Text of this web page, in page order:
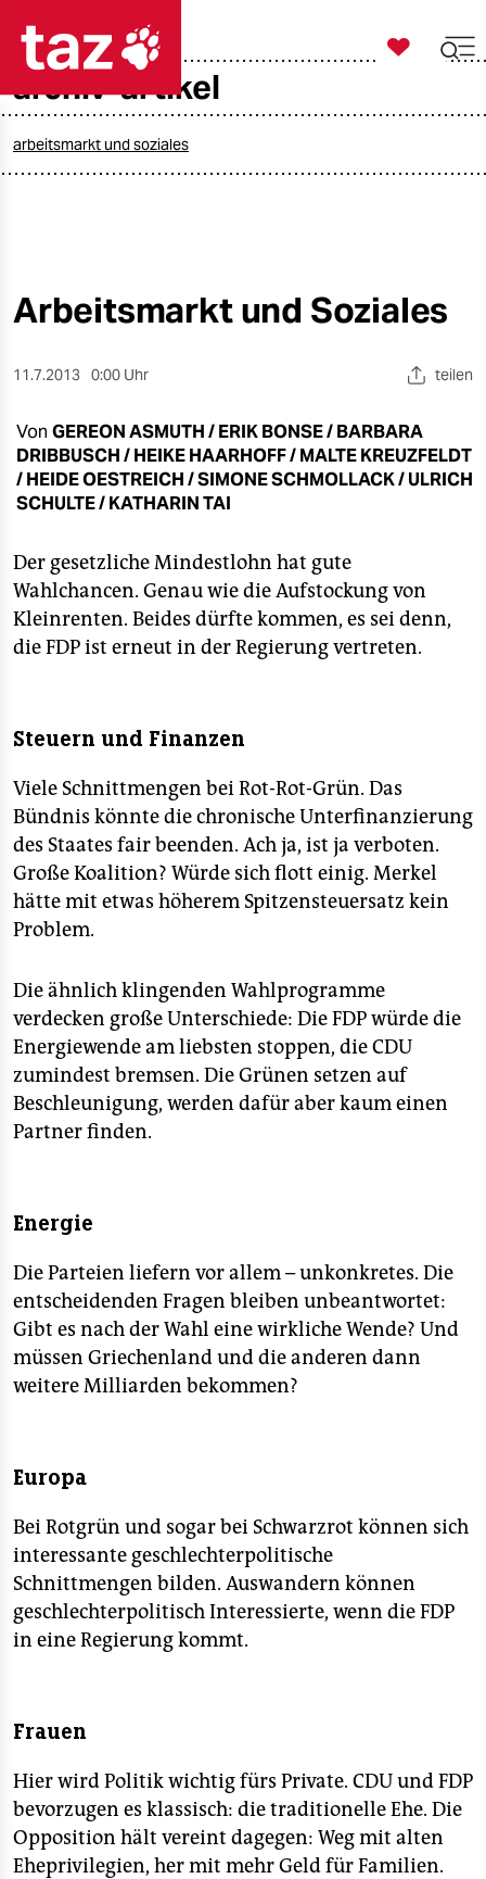
öko
sport
berlin
wahrheit
verlag
fragen & hilfe
unterstützen
abo
genossenschaft
epaper login

taz zahl ich
archiv-artikel
arbeitsmarkt und soziales
Arbeitsmarkt und Soziales
11.7.2013 0:00 Uhr teilen
Von GEREON ASMUTH / ERIK BONSE / BARBARA
DRIBBUSCH / HEIKE HAARHOFF / MALTE KREUZFELDT
/ HEIDE OESTREICH / SIMONE SCHMOLLACK / ULRICH
SCHULTE / KATHARIN TAI
Der gesetzliche Mindestlohn hat gute
Wahlchancen. Genau wie die Aufstockung von
Kleinrenten. Beides dürfte kommen, es sei denn,
die FDP ist erneut in der Regierung vertreten.
Steuern und Finanzen
Viele Schnittmengen bei Rot-Rot-Grün. Das
Bündnis könnte die chronische Unterfinanzierung
des Staates fair beenden. Ach ja, ist ja verboten.
Große Koalition? Würde sich flott einig. Merkel
hätte mit etwas höherem Spitzensteuersatz kein
Problem.
Die ähnlich klingenden Wahlprogramme
verdecken große Unterschiede: Die FDP würde die
Energiewende am liebsten stoppen, die CDU
zumindest bremsen. Die Grünen setzen auf
Beschleunigung, werden dafür aber kaum einen
Partner finden.
Energie
Die Parteien liefern vor allem – unkonkretes. Die
entscheidenden Fragen bleiben unbeantwortet:
Gibt es nach der Wahl eine wirkliche Wende? Und
müssen Griechenland und die anderen dann
weitere Milliarden bekommen?
Europa
Bei Rotgrün und sogar bei Schwarzrot können sich
interessante geschlechterpolitische
Schnittmengen bilden. Auswandern können
geschlechterpolitisch Interessierte, wenn die FDP
in eine Regierung kommt.
Frauen
Hier wird Politik wichtig fürs Private. CDU und FDP
bevorzugen es klassisch: die traditionelle Ehe. Die
Opposition hält vereint dagegen: Weg mit alten
Eheprivilegien, her mit mehr Geld für Familien.